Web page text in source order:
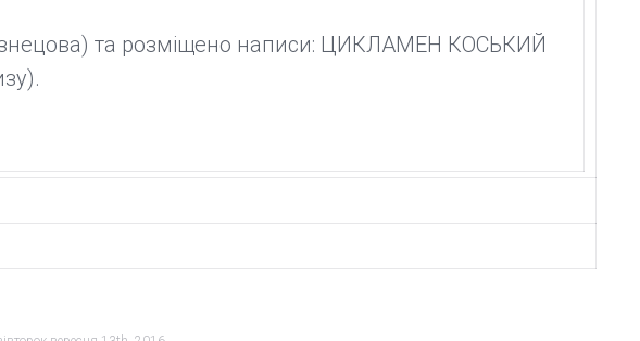
та розміщено написи: ЦИКЛАМЕН КОСЬКИЙ